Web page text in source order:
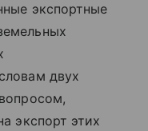
экспортные
двух
экспорт этих